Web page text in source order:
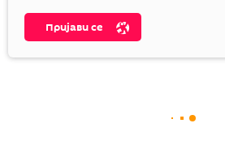
Пријави се